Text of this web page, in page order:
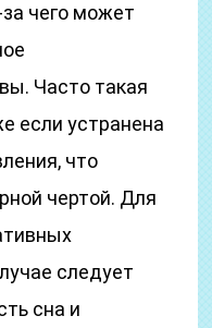
чего может
Часто такая
если устранена
что
чертой. Для
следует
сна и